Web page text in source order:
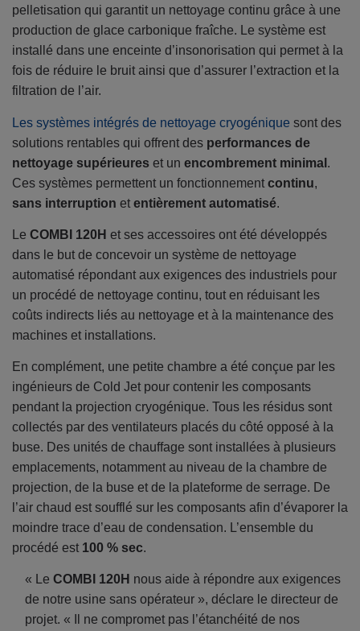
pelletisation qui garantit un nettoyage continu grâce à une
production de glace carbonique fraîche. Le système est
installé dans une enceinte d’insonorisation qui permet à la
fois de réduire le bruit ainsi que d’assurer l’extraction et la
filtration de l’air.
Les systèmes intégrés de nettoyage cryogénique sont des
solutions rentables qui offrent des performances de
nettoyage supérieures et un encombrement minimal .
Ces systèmes permettent un fonctionnement continu,
sans interruption et entièrement automatisé.
Le COMBI 120H et ses accessoires ont été développés
dans le but de concevoir un système de nettoyage
automatisé répondant aux exigences des industriels pour
un procédé de nettoyage continu, tout en réduisant les
coûts indirects liés au nettoyage et à la maintenance des
machines et installations.
En complément, une petite chambre a été conçue par les
ingénieurs de Cold Jet pour contenir les composants
pendant la projection cryogénique. Tous les résidus sont
collectés par des ventilateurs placés du côté opposé à la
buse. Des unités de chauffage sont installées à plusieurs
emplacements, notamment au niveau de la chambre de
projection, de la buse et de la plateforme de serrage. De
l’air chaud est soufflé sur les composants afin d’évaporer la
moindre trace d’eau de condensation. L’ensemble du
procédé est 100 % sec.
« Le COMBI 120H nous aide à répondre aux exigences
de notre usine sans opérateur », déclare le directeur de
projet. « Il ne compromet pas l’étanchéité de nos